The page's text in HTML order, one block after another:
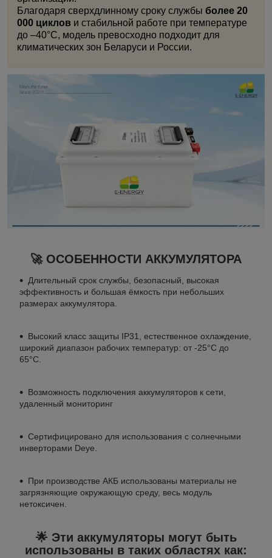
Благодаря сверхдлинному сроку службы более 20
000 циклов и стабильной работе при температуре
до –40°C, модель превосходно подходит для
климатических зон Беларуси и России.
🚀 ОСОБЕННОСТИ АККУМУЛЯТОРА
Длительный срок службы, безопасный, высокая
эффективность и большая ёмкость при небольших
размерах аккумулятора.
Высокий класс защиты IP31, естественное охлаждение,
широкий диапазон рабочих температур: от -25°C до
65°C.
Возможность подключения аккумуляторов к сети,
удаленный мониторинг
Сертифицировано для использования с солнечными
инверторами Deye.
При производстве АКБ использованы материалы не
загрязняющие окружающую среду, весь модуль
нетоксичен.
🌟 Эти аккумуляторы могут быть
использованы в таких областях как: